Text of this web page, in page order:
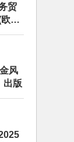
贸
洲
风
出版